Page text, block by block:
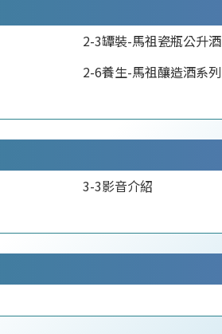
2-3罈裝-馬祖瓷瓶公升酒
2-6養生-馬祖釀造酒系列
3-3影音介紹